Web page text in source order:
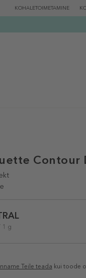
KOHALETOIMETAMINE
Contour
1 g
Teile teada kui toode